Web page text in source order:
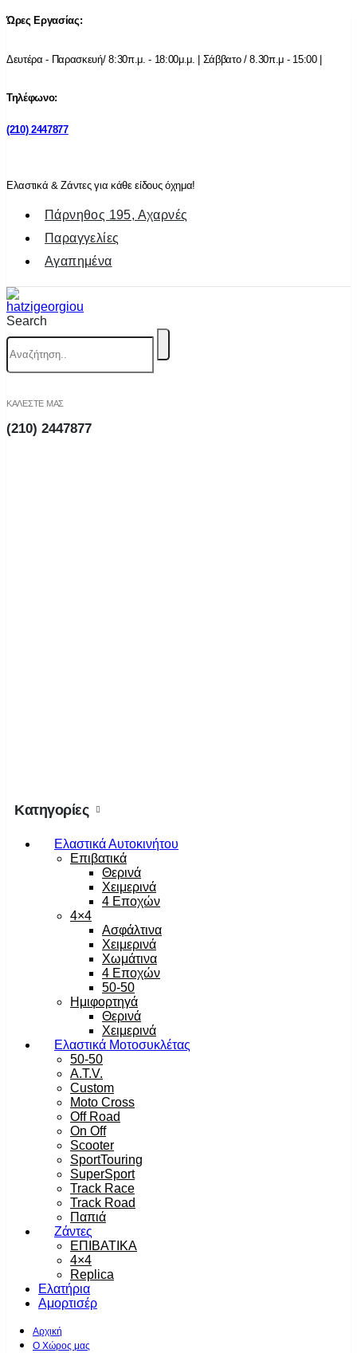
Ώρες Εργασίας:
Δευτέρα - Παρασκευή/ 8:30π.μ. - 18:00μ.μ. | Σάββατο / 8.30π.μ - 15:00 |
Τηλέφωνο:
(210) 2447877
Ελαστικά & Ζάντες για κάθε είδους όχημα!
Πάρνηθος 195, Αχαρνές
Παραγγελίες
Αγαπημένα
Search
ΚΑΛΕΣΤΕ ΜΑΣ
(210) 2447877
Κατηγορίες
Ελαστικά Αυτοκινήτου
Επιβατικά
Θερινά
Χειμερινά
4 Εποχών
4×4
Ασφάλτινα
Χειμερινά
Χωμάτινα
4 Εποχών
50-50
Ημιφορτηγά
Θερινά
Χειμερινά
Ελαστικά Μοτοσυκλέτας
50-50
A.T.V.
Custom
Moto Cross
Off Road
On Off
Scooter
SportTouring
SuperSport
Track Race
Track Road
Παπιά
Ζάντες
ΕΠΙΒΑΤΙΚΑ
4×4
Replica
Ελατήρια
Αμορτισέρ
Αρχική
Ο Χώρος μας